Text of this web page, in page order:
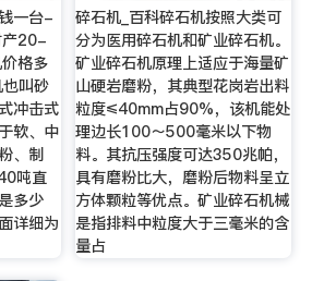
一台-
20-
格多
叫砂
冲击式
软、中
、制
吨直
多少
详细为
碎石机_百科碎石机按照大类可
分为医用碎石机和矿业碎石机。
矿业碎石机原理上适应于海量矿
山硬岩磨粉，其典型花岗岩出料
粒度≤40mm占90%，该机能处
理边长100～500毫米以下物
料。其抗压强度可达350兆帕，
具有磨粉比大，磨粉后物料呈立
方体颗粒等优点。矿业碎石机械
是指排料中粒度大于三毫米的含
量占